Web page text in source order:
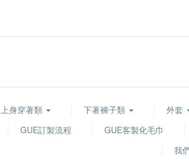
上身穿著類 下著褲子類 外套
GUE訂製流程 GUE客製化毛巾
我